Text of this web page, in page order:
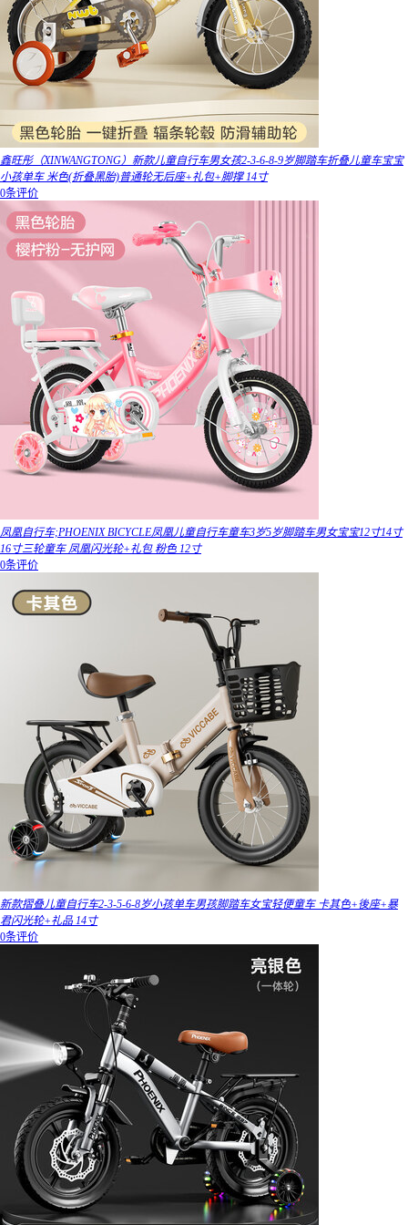
鑫旺彤（XINWANGTONG）新款儿童自行车男女孩2-3-6-8-9岁脚踏车折叠儿童车宝宝
小孩单车 米色(折叠黑胎)普通轮无后座+礼包+脚撑 14寸
0条评价
凤凰自行车;PHOENIX BICYCLE凤凰儿童自行车童车3岁5岁脚踏车男女宝宝12寸14寸
16寸三轮童车 凤凰闪光轮+礼包 粉色 12寸
0条评价
新款摺叠儿童自行车2-3-5-6-8岁小孩单车男孩脚踏车女宝轻便童车 卡其色+後座+暴
君闪光轮+礼品 14寸
0条评价